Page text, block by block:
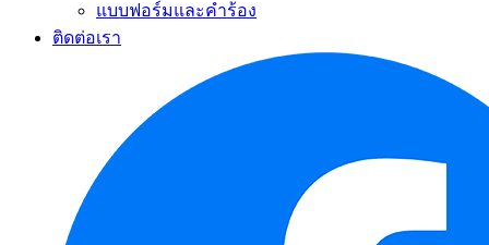
แบบฟอร์มและคำร้อง
ติดต่อเรา